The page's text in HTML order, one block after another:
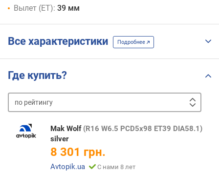
Вылет (ET): 39 мм
Все характеристики Подробнее
Где купить?
по
рейтингу от
дорогим
Mak Wolf (R16 W6.5 PCD5x98 ET39 DIA58.1)
silver
8 301 грн.
Avtopik.ua С нами 8 лет